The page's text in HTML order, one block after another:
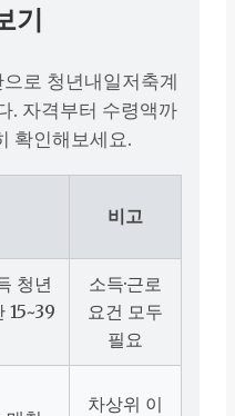
기
로 청년내일저축계
. 자격부터 수령액까
확인해보세요.
비고
청년
15~39
소득·근로
요건 모두
필요
차상위 이